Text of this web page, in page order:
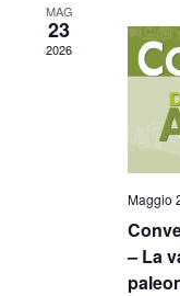
MAG
23
2026
Maggio
– La